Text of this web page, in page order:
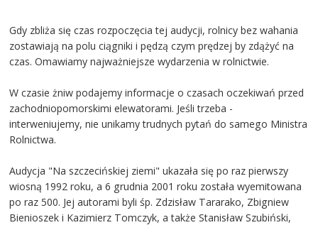
Gdy zbliża się czas rozpoczęcia tej audycji, rolnicy bez wahania
zostawiają na polu ciągniki i pędzą czym prędzej by zdążyć na
czas. Omawiamy najważniejsze wydarzenia w rolnictwie.
W czasie żniw podajemy informacje o czasach oczekiwań przed
zachodniopomorskimi elewatorami. Jeśli trzeba -
interweniujemy, nie unikamy trudnych pytań do samego Ministra
Rolnictwa.
Audycja "Na szczecińskiej ziemi" ukazała się po raz pierwszy
wiosną 1992 roku, a 6 grudnia 2001 roku została wyemitowana
po raz 500. Jej autorami byli śp. Zdzisław Tararako, Zbigniew
Bienioszek i Kazimierz Tomczyk, a także Stanisław Szubiński,